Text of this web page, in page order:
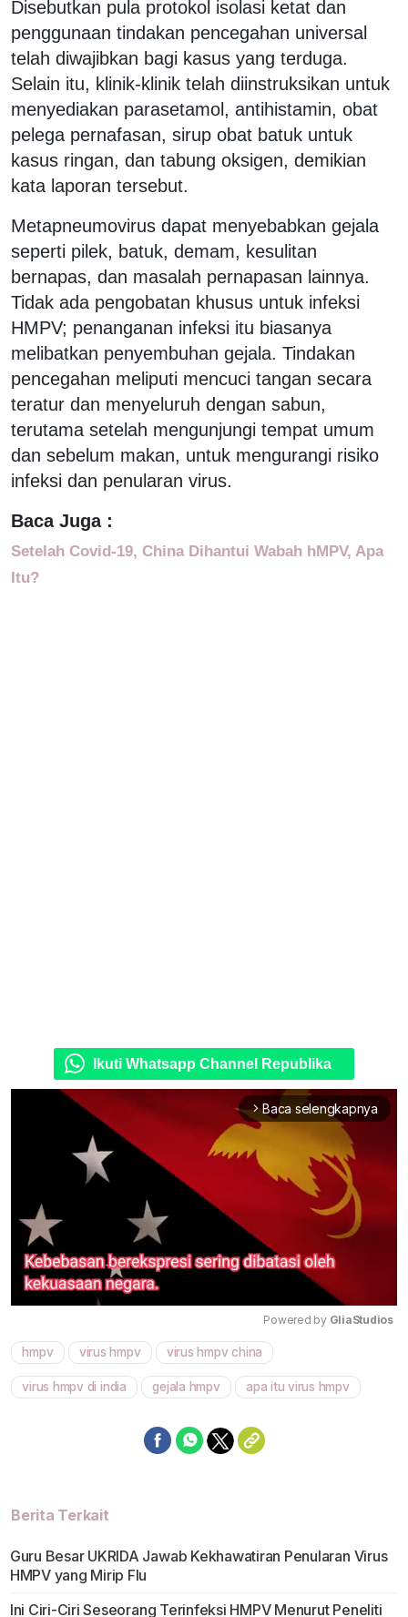
Disebutkan pula protokol isolasi ketat dan
penggunaan tindakan pencegahan universal
telah diwajibkan bagi kasus yang terduga.
Selain itu, klinik-klinik telah diinstruksikan untuk
menyediakan parasetamol, antihistamin, obat
pelega pernafasan, sirup obat batuk untuk
kasus ringan, dan tabung oksigen, demikian
kata laporan tersebut.
Metapneumovirus dapat menyebabkan gejala
seperti pilek, batuk, demam, kesulitan
bernapas, dan masalah pernapasan lainnya.
Tidak ada pengobatan khusus untuk infeksi
HMPV; penanganan infeksi itu biasanya
melibatkan penyembuhan gejala. Tindakan
pencegahan meliputi mencuci tangan secara
teratur dan menyeluruh dengan sabun,
terutama setelah mengunjungi tempat umum
dan sebelum makan, untuk mengurangi risiko
infeksi dan penularan virus.
Baca Juga :
Setelah Covid-19, China Dihantui Wabah hMPV, Apa
Itu?
Ikuti Whatsapp Channel Republika
arrow_forward_ios Baca selengkapnya
Powered by GliaStudios
hmpv virus hmpv virus hmpv china
virus hmpv di india gejala hmpv apa itu virus hmpv
Berita Terkait
Guru Besar UKRIDA Jawab Kekhawatiran Penularan Virus
HMPV yang Mirip Flu
Ini Ciri-Ciri Seseorang Terinfeksi HMPV Menurut Peneliti